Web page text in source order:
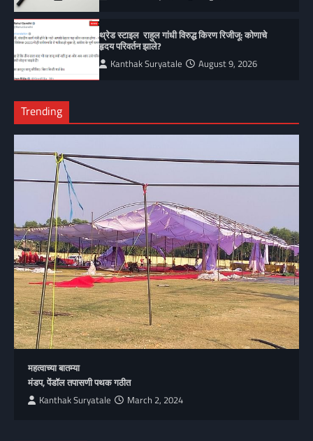
थ्रेड स्टाइल राहुल गांधी विरुद्ध किरण रिजीजू: कोणाचे
हृदय परिवर्तन झाले?
Kanthak Suryatale August 9, 2026
Trending
महत्वाच्या बातम्या
मंडप, पेंडॉल तपासणी पथक गठीत
Kanthak Suryatale March 2, 2024